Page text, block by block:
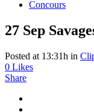
Concours
27 Sep
Posted at 13:31h in
0 Likes
Share